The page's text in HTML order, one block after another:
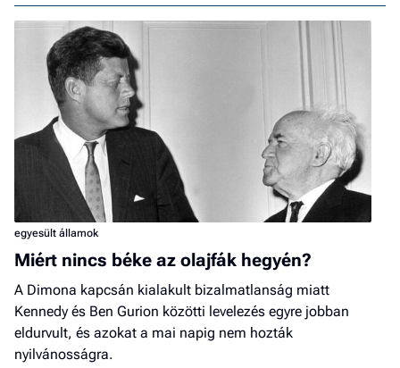
egyesült államok
Miért nincs béke az olajfák hegyén?
A Dimona kapcsán kialakult bizalmatlanság miatt
Kennedy és Ben Gurion közötti levelezés egyre jobban
eldurvult, és azokat a mai napig nem hozták
nyilvánosságra.